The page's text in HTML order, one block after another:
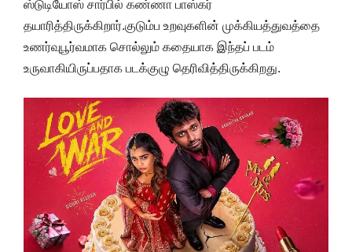
ஸ்டுடியோஸ் சார்பில் கண்ணா பாஸ்கர்
தயாரித்திருக்கிறார்.குடும்ப உறவுகளின் முக்கியத்துவத்தை
உணர்வுபூர்வமாக சொல்லும் கதையாக இந்தப் படம்
உருவாகியிருப்பதாக படக்குழு தெரிவித்திருக்கிறது.